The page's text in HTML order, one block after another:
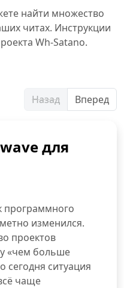
найти множество
читах. Инструкции
Wh-Satano.
Назад Вперед
для
программного
изменился.
проектов
«чем больше
ситуация
чаще